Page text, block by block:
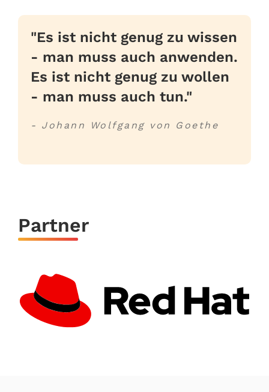
"Es ist nicht genug zu wissen
- man muss auch anwenden.
Es ist nicht genug zu wollen
- man muss auch tun."
- Johann Wolfgang von Goethe
Partner